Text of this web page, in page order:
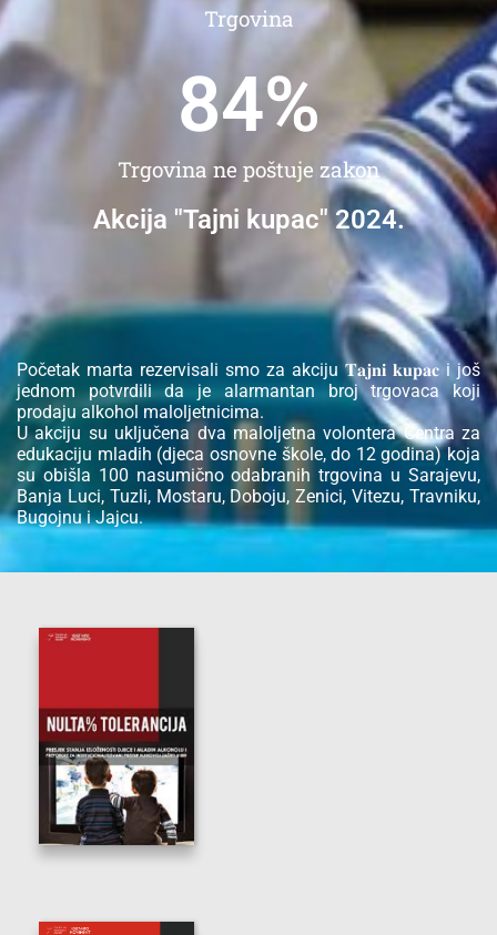
Trgovina
Trgovina ne poštuje zakon
84%
Akcija "Tajni kupac" 2024.
Početak marta rezervisali smo za akciju 𝐓𝐚𝐣𝐧𝐢 𝐤𝐮𝐩𝐚𝐜 i još
jednom potvrdili da je alarmantan broj trgovaca koji
prodaju alkohol maloljetnicima.
U akciju su uključena dva maloljetna volontera Centra za
edukaciju mladih (djeca osnovne škole, do 12 godina) koja
su obišla 100 nasumično odabranih trgovina u Sarajevu,
Banja Luci, Tuzli, Mostaru, Doboju, Zenici, Vitezu, Travniku,
Bugojnu i Jajcu.